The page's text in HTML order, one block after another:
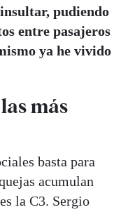
pudiendo
entre pasajeros
ya he vivido
más
basta para
acumulan
la C3. Sergio